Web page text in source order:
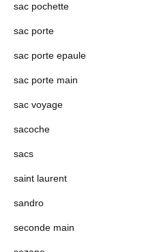
sac pochette
sac porte
sac porte epaule
sac porte main
sac voyage
sacoche
sacs
saint laurent
sandro
seconde main